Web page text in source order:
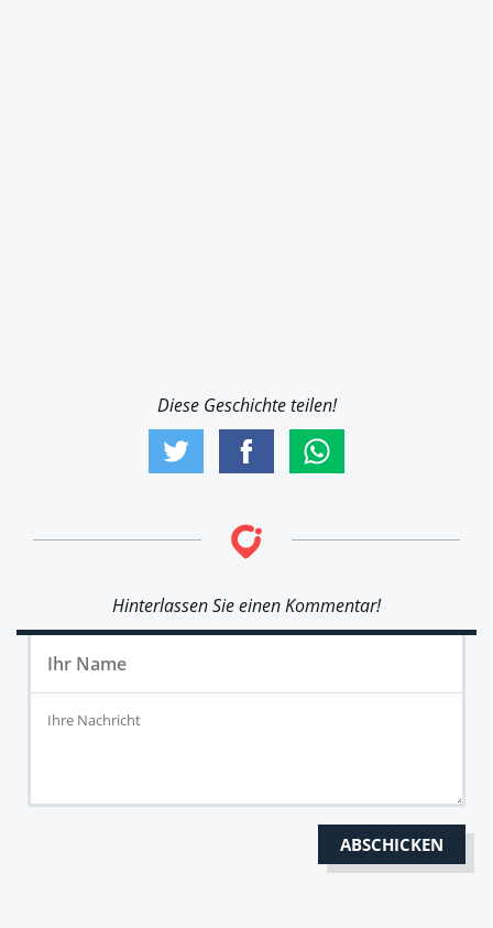
Diese Geschichte teilen!
Hinterlassen Sie einen Kommentar!